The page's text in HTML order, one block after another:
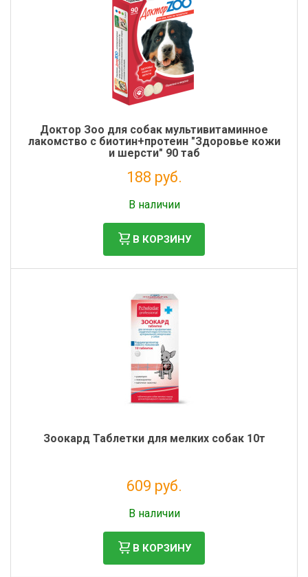
Доктор Зоо для собак мультивитаминное
лакомство с биотин+протеин "Здоровье кожи
и шерсти" 90 таб
188 руб.
В наличии
В КОРЗИНУ
Зоокард Таблетки для мелких собак 10т
609 руб.
В наличии
В КОРЗИНУ